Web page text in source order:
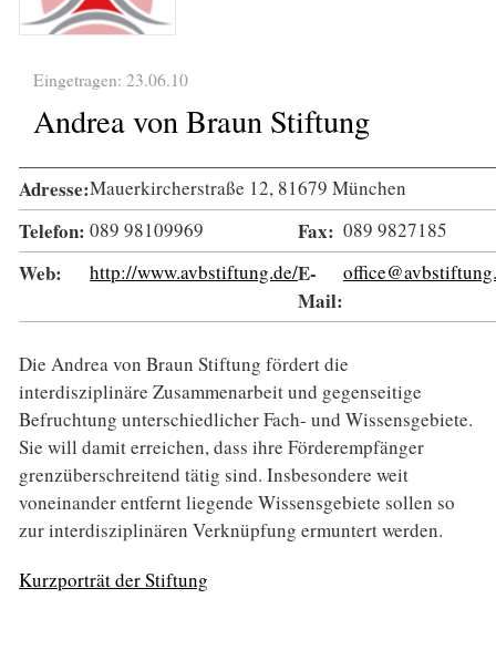
Eingetragen: 23.06.10
Andrea von Braun Stiftung
Adresse:Mauerkircherstraße 12, 81679 München
Telefon: 089 98109969 Fax: 089 9827185
Web: http://www.avbstiftung.de/E-
Mail:
Die Andrea von Braun Stiftung fördert die
interdisziplinäre Zusammenarbeit und gegenseitige
Befruchtung unterschiedlicher Fach- und Wissensgebiete.
Sie will damit erreichen, dass ihre Förderempfänger
grenzüberschreitend tätig sind. Insbesondere weit
voneinander entfernt liegende Wissensgebiete sollen so
zur interdisziplinären Verknüpfung ermuntert werden.
Kurzporträt der Stiftung